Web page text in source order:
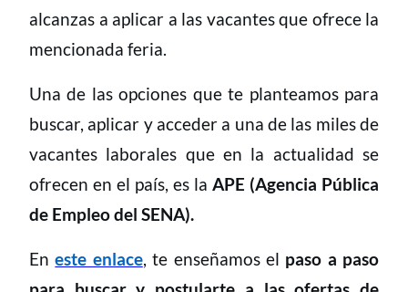
alcanzas a aplicar a las vacantes que ofrece la
mencionada feria.
Una de las opciones que te planteamos para
buscar, aplicar y acceder a una de las miles de
vacantes laborales que en la actualidad se
ofrecen en el país, es la APE (Agencia Pública
de Empleo del SENA).
Eneste enlace, te enseñamos el paso a paso